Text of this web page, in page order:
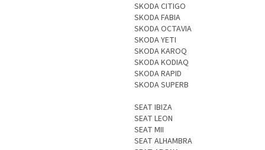
SKODA CITIGO
SKODA FABIA
SKODA OCTAVIA
SKODA YETI
SKODA KAROQ
SKODA KODIAQ
SKODA RAPID
SKODA SUPERB
SEAT IBIZA
SEAT LEON
SEAT MII
SEAT ALHAMBRA